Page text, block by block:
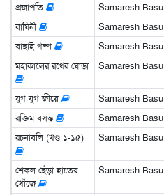
প্রজাপতি
Samaresh Basu
বাঘিনী
Samaresh Basu
বাছাই গল্প
Samaresh Basu
মহাকালের রথের ঘোড়া
Samaresh Basu
যুগ যুগ জীয়ে Samaresh Basu
রক্তিম বসন্ত
Samaresh Basu
রচনাবলি (খণ্ড ১-১৫)
Samaresh Basu
শেকল ছেঁড়া হাতের
খোঁজে
Samaresh Basu